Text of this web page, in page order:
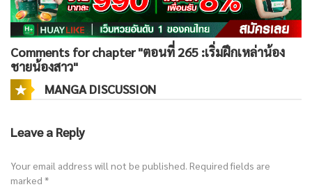
Comments for chapter "ตอนที่ 265 :เริ่มฝึกเหล่าน้อง
ชายน้องสาว"
MANGA DISCUSSION
Leave a Reply
Your email address will not be published. Required fields are
marked *